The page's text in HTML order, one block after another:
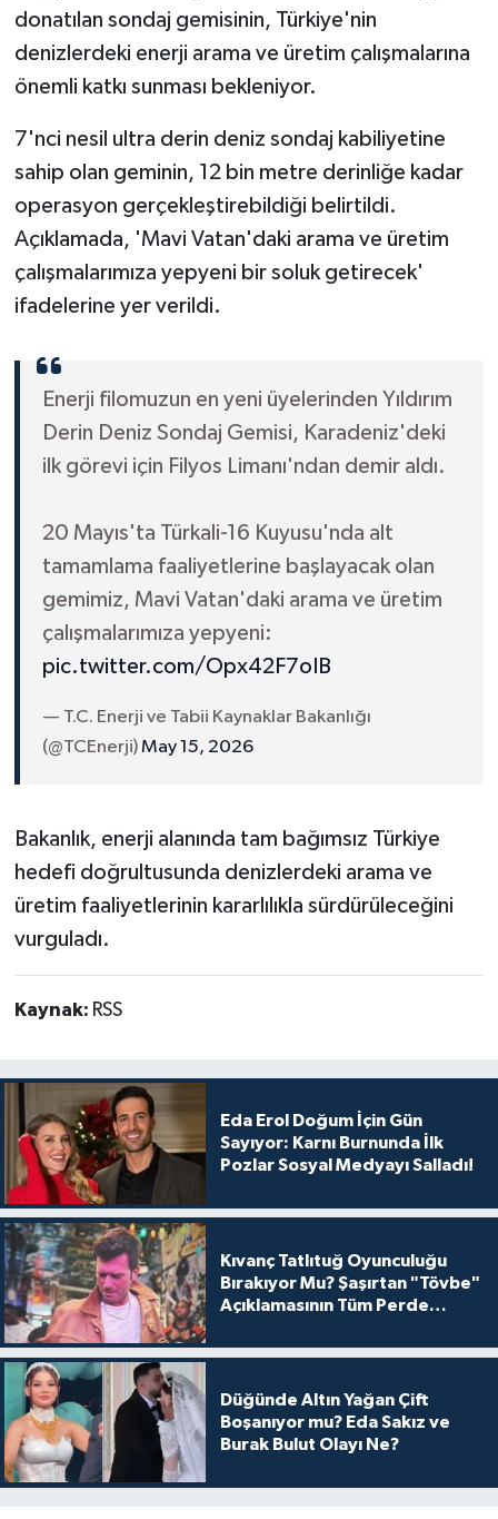
donatılan sondaj gemisinin, Türkiye'nin
denizlerdeki enerji arama ve üretim çalışmalarına
önemli katkı sunması bekleniyor.
7'nci nesil ultra derin deniz sondaj kabiliyetine
sahip olan geminin, 12 bin metre derinliğe kadar
operasyon gerçekleştirebildiği belirtildi.
Açıklamada, 'Mavi Vatan'daki arama ve üretim
çalışmalarımıza yepyeni bir soluk getirecek'
ifadelerine yer verildi.
Enerji filomuzun en yeni üyelerinden Yıldırım
Derin Deniz Sondaj Gemisi, Karadeniz'deki
ilk görevi için Filyos Limanı'ndan demir aldı.
20 Mayıs'ta Türkali-16 Kuyusu'nda alt
tamamlama faaliyetlerine başlayacak olan
gemimiz, Mavi Vatan'daki arama ve üretim
çalışmalarımıza yepyeni:
pic.twitter.com/Opx42F7oIB
— T.C. Enerji ve Tabii Kaynaklar Bakanlığı
(@TCEnerji)May 15, 2026
Bakanlık, enerji alanında tam bağımsız Türkiye
hedefi doğrultusunda denizlerdeki arama ve
üretim faaliyetlerinin kararlılıkla sürdürüleceğini
vurguladı.
Kaynak: RSS
Eda Erol Doğum İçin Gün
Sayıyor: Karnı Burnunda İlk
Pozlar Sosyal Medyayı Salladı!
Kıvanç Tatlıtuğ Oyunculuğu
Bırakıyor Mu? Şaşırtan "Tövbe"
Açıklamasının Tüm Perde
Düğünde Altın Yağan Çift
Boşanıyor mu? Eda Sakız ve
Burak Bulut Olayı Ne?